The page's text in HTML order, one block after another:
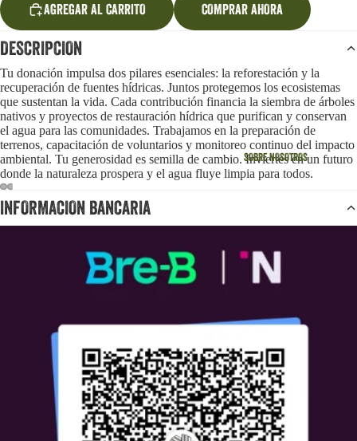
SOBRE NOSOTROS
AGREGAR AL CARRITO COMPRAR AHORA
DESCRIPCION
Tu donación impulsa dos pilares esenciales: la reforestación y la
recuperación de fuentes hídricas. Juntos protegemos los ecosistemas
que sustentan la vida. Cada contribución financia la siembra de árboles
nativos y proyectos de restauración hídrica que purifican y conservan
el agua para las comunidades. Trabajamos en la preparación de
terrenos, capacitación de voluntarios y monitoreo continuo del impacto
ambiental. Tu generosidad es semilla de cambio. Inviertes en un futuro
donde la naturaleza prospera y el agua fluye limpia para todos.
INFORMACION BANCARIA